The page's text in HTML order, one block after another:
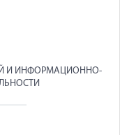
И ИНФОРМАЦИОННО-